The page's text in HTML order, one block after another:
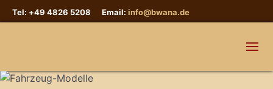
Tel: +49 4826 5208 Email: info@bwana.de